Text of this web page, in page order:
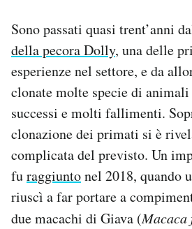
Sono passati quasi trent’anni
della pecora Dolly, una delle
esperienze nel settore, e da
clonate molte specie di
successi e molti fallimenti.
clonazione dei primati si è
complicata del previsto. Un
furaggiuntonel 2018, quando
riuscì a far portare a
due macachi di Giava (